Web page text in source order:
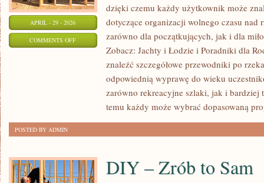
APRIL - 29 - 2026
COMMENTS OFFON
BEZPIECZEŃSTWO
dzięki czemu każdy użytkownik może
dotyczące organizacji wolnego czasu nad
zarówno dla początkujących, jak i dla
Zobacz: Jachty i Łodzie i Poradniki dla
znaleźć szczegółowe przewodniki po
odpowiednią wyprawę do wieku
zarówno rekreacyjne szlaki, jak i
temu każdy może wybrać dopasowaną
POSTED BY ADMIN
DIY – Zrób to Sam